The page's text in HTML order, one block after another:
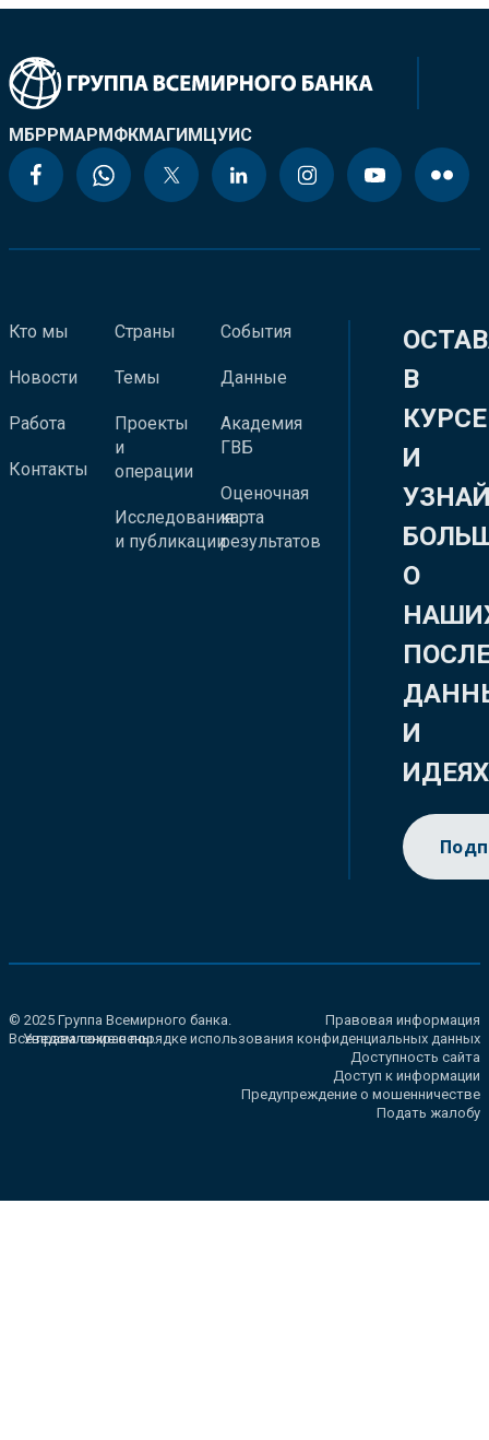
МБРРМАРМФКМАГИМЦУИС
Кто мы
Новости
Работа
Контакты
Страны
Темы
Проекты
и
операции
Исследования
и публикации
События
Данные
Академия
ГВБ
Оценочная
карта
результатов
В
КУРСЕ
И
О
И
ИДЕЯХ
© 2025 Группа Всемирного банка.
Все права сохранены.
Правовая информация
Уведомление о порядке использования конфиденциальных данных
Доступность сайта
Доступ к информации
Предупреждение о мошенничестве
Подать жалобу